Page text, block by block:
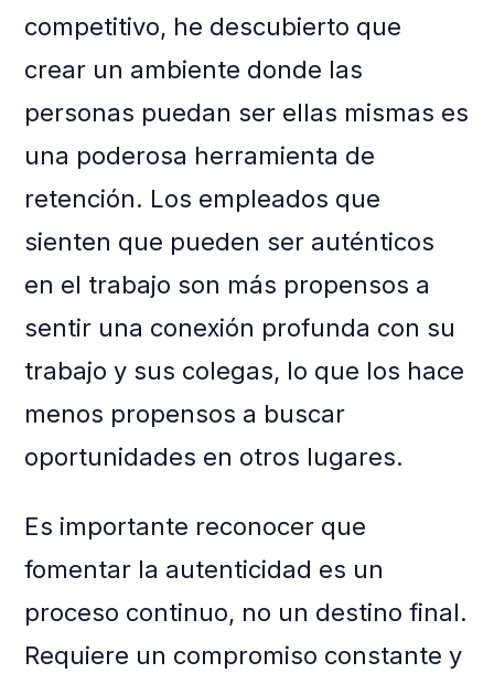
competitivo, he descubierto que
crear un ambiente donde las
personas puedan ser ellas mismas es
una poderosa herramienta de
retención. Los empleados que
sienten que pueden ser auténticos
en el trabajo son más propensos a
sentir una conexión profunda con su
trabajo y sus colegas, lo que los hace
menos propensos a buscar
oportunidades en otros lugares.
Es importante reconocer que
fomentar la autenticidad es un
proceso continuo, no un destino final.
Requiere un compromiso constante y